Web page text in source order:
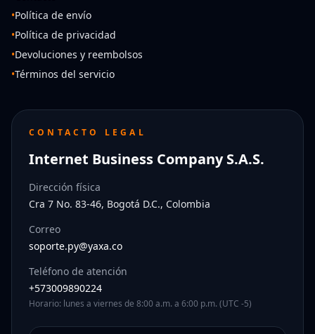
•Política de envío
•Política de privacidad
•Devoluciones y reembolsos
•Términos del servicio
CONTACTO LEGAL
Internet Business Company S.A.S.
Dirección física
Cra 7 No. 83-46, Bogotá D.C., Colombia
Correo
soporte.py@yaxa.co
Teléfono de atención
+573009890224
Horario: lunes a viernes de 8:00 a.m. a 6:00 p.m. (UTC -5)